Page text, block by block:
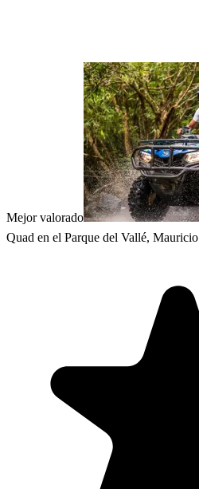
Mejor valorado
Quad en el Parque del Vallé, Mauricio